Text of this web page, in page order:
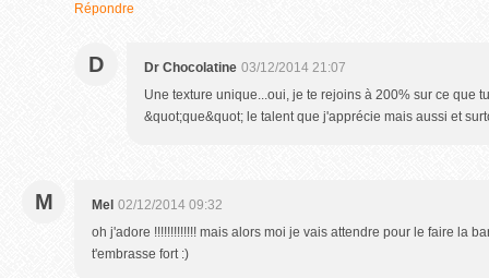
Répondre
D Dr Chocolatine 03/12/2014 21:07
Une texture unique...oui, je te rejoins à 200% sur ce que
&quot;que&quot; le talent que j'apprécie mais aussi et
M Mel 02/12/2014 09:32
oh j'adore !!!!!!!!!!!!! mais alors moi je vais attendre pour le faire la
t'embrasse fort :)